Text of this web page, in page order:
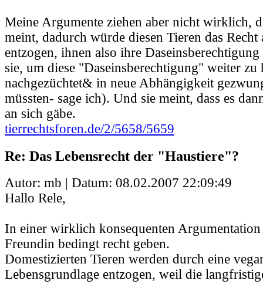
Meine Argumente ziehen aber nicht wirklich,
meint, dadurch würde diesen Tieren das Recht
entzogen, ihnen also ihre
sie, um diese "Daseinsberechtigung" weiter zu
nachgezüchtet& in neue Abhängigkeit
müssten- sage ich). Und sie meint, dass es
an sich gäbe.
tierrechtsforen.de/2/5658/5659
Re: Das Lebensrecht der "Haustiere"?
Autor: mb | Datum: 08.02.2007 22:09:49
Hallo Rele,
In einer wirklich konsequenten Argumentation
Freundin bedingt recht geben.
Domestizierten Tieren werden durch eine
Lebensgrundlage entzogen, weil die